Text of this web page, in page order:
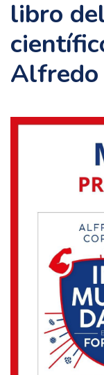
libro